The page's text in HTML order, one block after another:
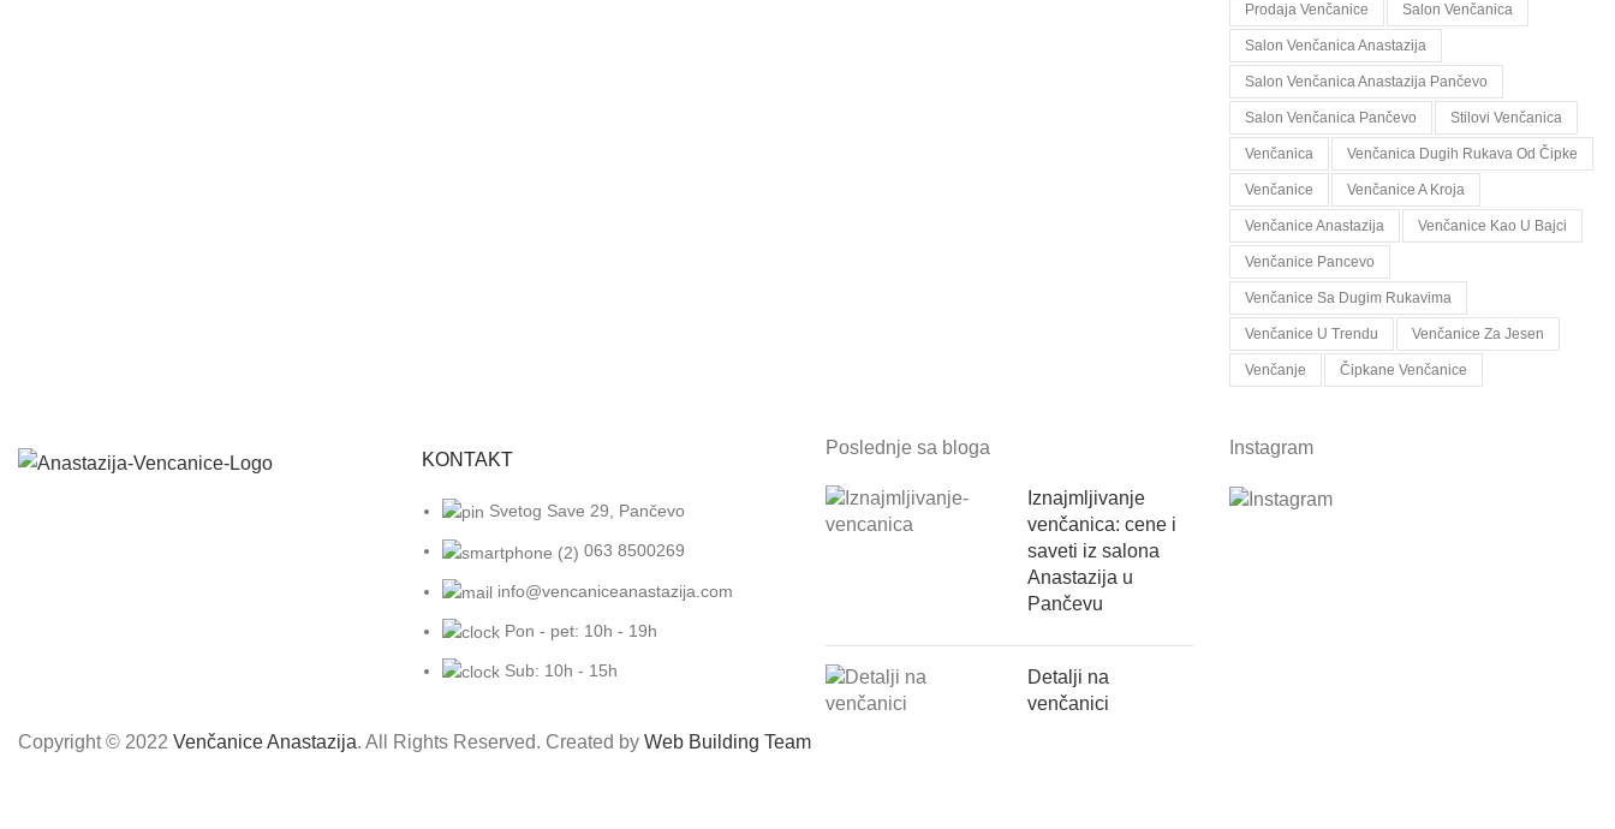
Prodaja Venčanice Salon Venčanica
Salon Venčanica Anastazija
Salon Venčanica Anastazija Pančevo
Salon Venčanica Pančevo Stilovi Venčanica
Venčanica Venčanica Dugih Rukava Od Čipke
Venčanice Venčanice A Kroja
Venčanice Anastazija Venčanice Kao U Bajci
Venčanice Pancevo
Venčanice Sa Dugim Rukavima
Venčanice U Trendu Venčanice Za Jesen
Venčanje Čipkane Venčanice
KONTAKT
Svetog Save 29, Pančevo
063 8500269
info@vencaniceanastazija.com
Pon - pet: 10h - 19h
Sub: 10h - 15h
Poslednje sa bloga
Iznajmljivanje
venčanica: cene i
saveti iz salona
Anastazija u
Pančevu
Detalji na
venčanici
Instagram
Copyright © 2022 Venčanice Anastazija. All Rights Reserved. Created by Web Building Team